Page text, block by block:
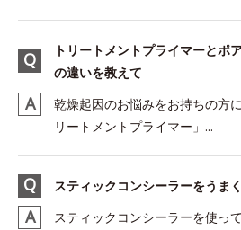
トリートメントプライマーとポ
の違いを教えて
乾燥起因のお悩みをお持ちの方
リートメントプライマー」...
スティックコンシーラーをうま
スティックコンシーラーを使っ